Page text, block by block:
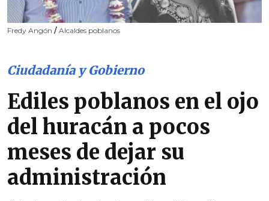
Fredy Angón / Alcaldes poblanos
Ciudadanía y Gobierno
Ediles poblanos en el ojo
del huracán a pocos
meses de dejar su
administración